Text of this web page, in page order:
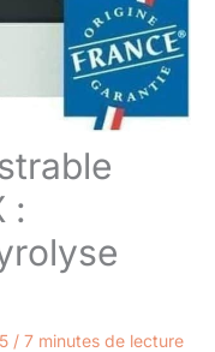
:
/ 7 minutes de lecture